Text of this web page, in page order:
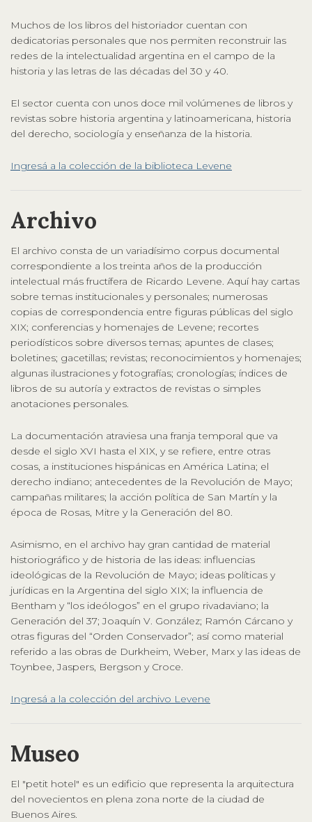
Muchos de los libros del historiador cuentan con
dedicatorias personales que nos permiten reconstruir las
redes de la intelectualidad argentina en el campo de la
historia y las letras de las décadas del 30 y 40.
El sector cuenta con unos doce mil volúmenes de libros y
revistas sobre historia argentina y latinoamericana, historia
del derecho, sociología y enseñanza de la historia.
Ingresá a la colección de la biblioteca Levene
Archivo
El archivo consta de un variadísimo corpus documental
correspondiente a los treinta años de la producción
intelectual más fructífera de Ricardo Levene. Aquí hay cartas
sobre temas institucionales y personales; numerosas
copias de correspondencia entre figuras públicas del siglo
XIX; conferencias y homenajes de Levene; recortes
periodísticos sobre diversos temas; apuntes de clases;
boletines; gacetillas; revistas; reconocimientos y homenajes;
algunas ilustraciones y fotografías; cronologías; índices de
libros de su autoría y extractos de revistas o simples
anotaciones personales.
La documentación atraviesa una franja temporal que va
desde el siglo XVI hasta el XIX, y se refiere, entre otras
cosas, a instituciones hispánicas en América Latina; el
derecho indiano; antecedentes de la Revolución de Mayo;
campañas militares; la acción política de San Martín y la
época de Rosas, Mitre y la Generación del 80.
Asimismo, en el archivo hay gran cantidad de material
historiográfico y de historia de las ideas: influencias
ideológicas de la Revolución de Mayo; ideas políticas y
jurídicas en la Argentina del siglo XIX; la influencia de
Bentham y “los ideólogos” en el grupo rivadaviano; la
Generación del 37; Joaquín V. González; Ramón Cárcano y
otras figuras del “Orden Conservador”; así como material
referido a las obras de Durkheim, Weber, Marx y las ideas de
Toynbee, Jaspers, Bergson y Croce.
Ingresá a la colección del archivo Levene
Museo
El "petit hotel" es un edificio que representa la arquitectura
del novecientos en plena zona norte de la ciudad de
Buenos Aires.